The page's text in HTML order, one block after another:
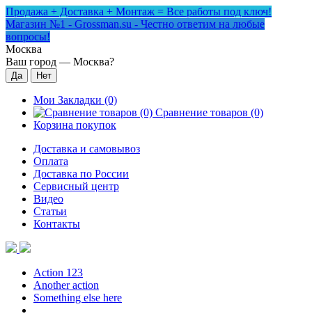
Продажа + Доставка + Монтаж = Все работы под ключ!
Магазин №1 - Grossman.su - Честно ответим на любые
вопросы!
Москва
Ваш город — Москва?
Мои Закладки (0)
Сравнение товаров (0)
Корзина покупок
Доставка и самовывоз
Оплата
Доставка по России
Сервисный центр
Видео
Статьи
Контакты
Action 123
Another action
Something else here